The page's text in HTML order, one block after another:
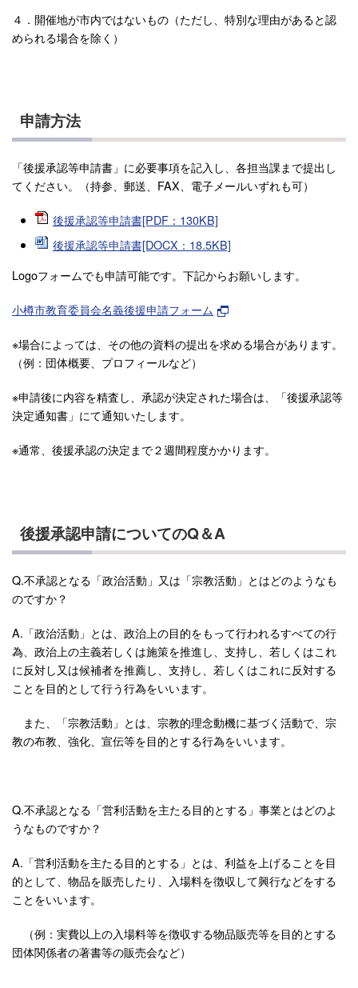
４．開催地が市内ではないもの（ただし、特別な理由があると認
められる場合を除く）
申請方法
「後援承認等申請書」に必要事項を記入し、各担当課まで提出し
てください。（持参、郵送、FAX、電子メールいずれも可）
後援承認等申請書[PDF：130KB]
後援承認等申請書[DOCX：18.5KB]
Logoフォームでも申請可能です。下記からお願いします。
小樽市教育委員会名義後援申請フォーム
※場合によっては、その他の資料の提出を求める場合があります。
（例：団体概要、プロフィールなど）
※申請後に内容を精査し、承認が決定された場合は、「後援承認等
決定通知書」にて通知いたします。
※通常、後援承認の決定まで２週間程度かかります。
後援承認申請についてのQ＆A
Q.不承認となる「政治活動」又は「宗教活動」とはどのようなも
のですか？
A.「政治活動」とは、政治上の目的をもって行われるすべての行
為、政治上の主義若しくは施策を推進し、支持し、若しくはこれ
に反対し又は候補者を推薦し、支持し、若しくはこれに反対する
ことを目的として行う行為をいいます。
また、「宗教活動」とは、宗教的理念動機に基づく活動で、宗
教の布教、強化、宣伝等を目的とする行為をいいます。
Q.不承認となる「営利活動を主たる目的とする」事業とはどのよ
うなものですか？
A.「営利活動を主たる目的とする」とは、利益を上げることを目
的として、物品を販売したり、入場料を徴収して興行などをする
ことをいいます。
（例：実費以上の入場料等を徴収する物品販売等を目的とする
団体関係者の著書等の販売会など）